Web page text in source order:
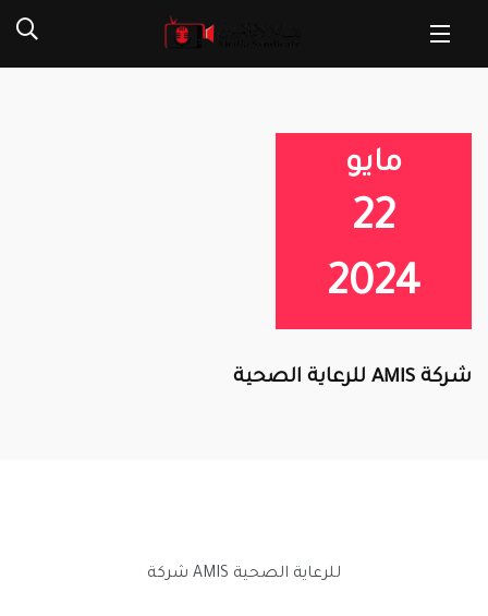
مايو
22
2024
شركة AMIS للرعاية الصحية
للرعاية الصحية AMIS شركة